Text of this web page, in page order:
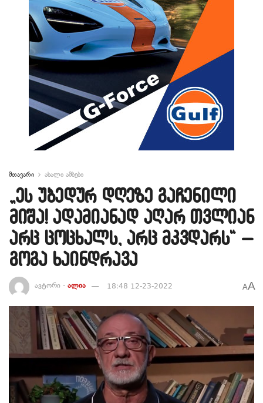
მთავარი ახალი ამბები
„ეს უბედურ დღეზე გაჩენილი
მიშა! ადამიანად აღარ თვლიან
არც ცოცხალს, არც მკვდარს“ –
გოგა ხაინდრავა
ავტორი - ალია 18:48 12-23-2022 AA